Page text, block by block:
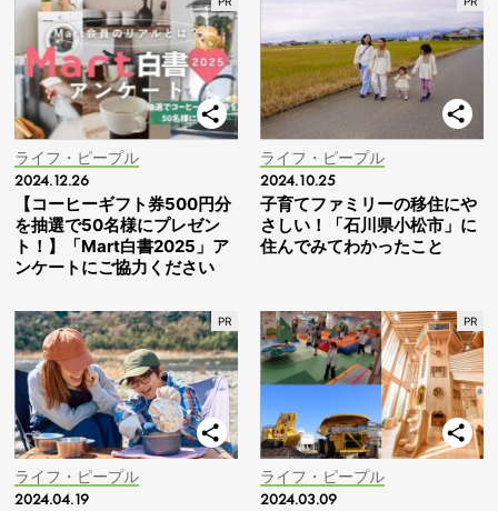
ライフ・ピープル
2024.12.26
【コーヒーギフト券500円分
を抽選で50名様にプレゼン
ト！】「Mart白書2025」ア
ンケートにご協力ください
ライフ・ピープル
2024.10.25
子育てファミリーの移住にや
さしい！「石川県小松市」に
住んでみてわかったこと
ライフ・ピープル
2024.04.19
ライフ・ピープル
2024.03.09